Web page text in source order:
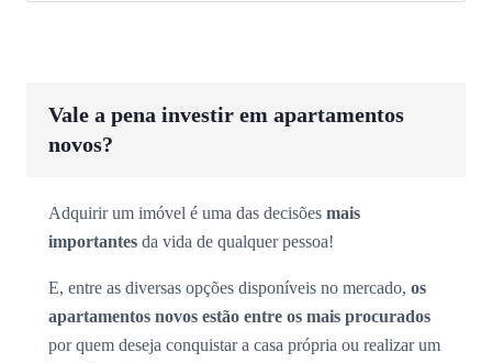
Vale a pena investir em apartamentos
novos?
Adquirir um imóvel é uma das decisões mais
importantes da vida de qualquer pessoa!
E, entre as diversas opções disponíveis no mercado, os
apartamentos novos estão entre os mais procurados
por quem deseja conquistar a casa própria ou realizar um